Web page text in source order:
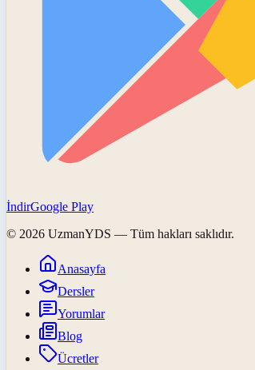
İndirGoogle Play
© 2026 UzmanYDS — Tüm hakları saklıdır.
Anasayfa
Dersler
Yorumlar
Blog
Ücretler